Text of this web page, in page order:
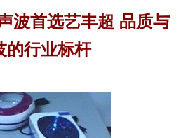
波首选艺丰超 品质与
的行业标杆